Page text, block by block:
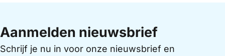
Aanmelden nieuwsbrief
Schrijf je nu in voor onze nieuwsbrief en